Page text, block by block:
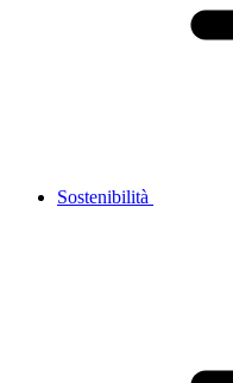
Sostenibilità